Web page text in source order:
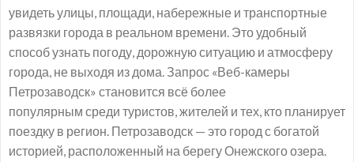
увидеть улицы, площади, набережные и транспортные
развязки города в реальном времени. Это удобный
способ узнать погоду, дорожную ситуацию и атмосферу
города, не выходя из дома. Запрос «Веб-камеры
Петрозаводск» становится всё более
популярным среди туристов, жителей и тех, кто планирует
поездку в регион. Петрозаводск — это город с богатой
историей, расположенный на берегу Онежского озера.